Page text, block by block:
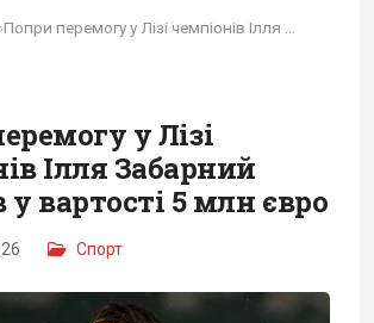
›
у Лізі
Ілля Забарний
у вартості 5 млн євро
Спорт